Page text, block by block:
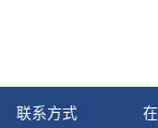
联系方式